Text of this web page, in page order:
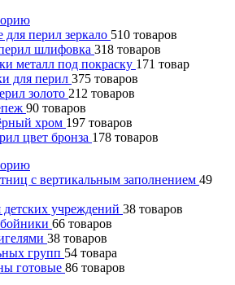
перил зеркало 510 товаров
шлифовка 318 товаров
металл под покраску 171 товар
для перил 375 товаров
золото 212 товаров
90 товаров
хром 197 товаров
цвет бронза 178 товаров
с вертикальным заполнением 49
учреждений 38 товаров
66 товаров
38 товаров
групп 54 товара
готовые 86 товаров